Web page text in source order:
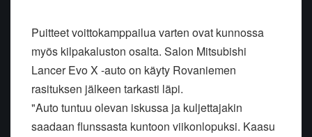
Puitteet voittokamppailua varten ovat kunnossa
myös kilpakaluston osalta. Salon Mitsubishi
Lancer Evo X -auto on käyty Rovaniemen
rasituksen jälkeen tarkasti läpi.
"Auto tuntuu olevan iskussa ja kuljettajakin
saadaan flunssasta kuntoon viikonlopuksi. Kaasu